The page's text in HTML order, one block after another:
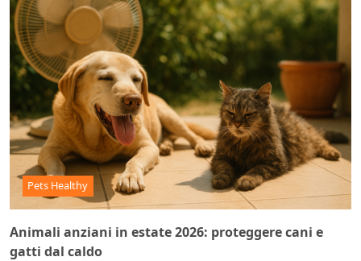
Pets Healthy
Animali anziani in estate 2026: proteggere cani e
gatti dal caldo